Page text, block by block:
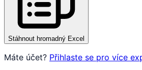
Stáhnout hromadný Excel
Máte účet? Přihlaste se pro více